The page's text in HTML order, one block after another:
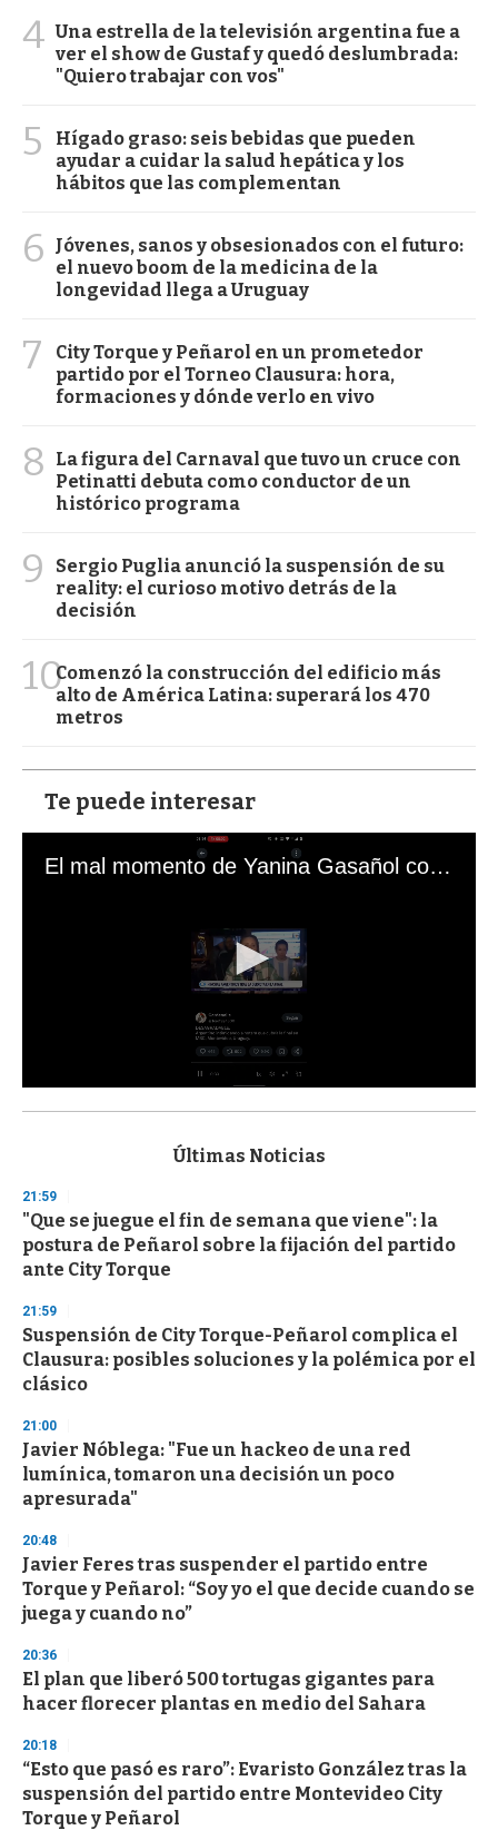
4 Una estrella de la televisión argentina fue a
ver el show de Gustaf y quedó deslumbrada:
"Quiero trabajar con vos"
5
Hígado graso: seis bebidas que pueden
ayudar a cuidar la salud hepática y los
hábitos que las complementan
6
Jóvenes, sanos y obsesionados con el futuro:
el nuevo boom de la medicina de la
longevidad llega a Uruguay
7
City Torque y Peñarol en un prometedor
partido por el Torneo Clausura: hora,
formaciones y dónde verlo en vivo
8
La figura del Carnaval que tuvo un cruce con
Petinatti debuta como conductor de un
histórico programa
9
Sergio Puglia anunció la suspensión de su
reality: el curioso motivo detrás de la
decisión
10Comenzó la construcción del edificio más
alto de América Latina: superará los 470
metros
Te puede interesar
El mal momento de Yanina Gasañol con un hincha argentino en "Subrayado"
s
d
s
o
f
3
s
e
c
o
n
Últimas Noticias
21:59
"Que se juegue el fin de semana que viene": la
postura de Peñarol sobre la fijación del partido
ante City Torque
21:59
Suspensión de City Torque-Peñarol complica el
Clausura: posibles soluciones y la polémica por el
clásico
21:00
Javier Nóblega: "Fue un hackeo de una red
lumínica, tomaron una decisión un poco
apresurada"
20:48
Javier Feres tras suspender el partido entre
Torque y Peñarol: “Soy yo el que decide cuando se
juega y cuando no”
20:36
El plan que liberó 500 tortugas gigantes para
hacer florecer plantas en medio del Sahara
20:18
“Esto que pasó es raro”: Evaristo González tras la
suspensión del partido entre Montevideo City
Torque y Peñarol